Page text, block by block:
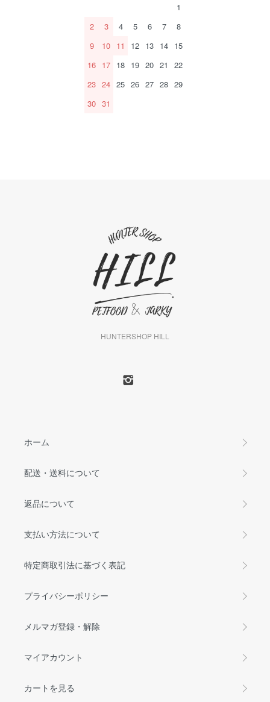
1
2
3 4 5 6 7
8
9
10 11 12 13 14 15
16 17 18 19 20 21
22
23 24 25 26 27 28 29
30 31
HUNTERSHOP HILL
ホーム
配送・送料について
返品について
支払い方法について
特定商取引法に基づく表記
プライバシーポリシー
メルマガ登録・解除
マイアカウント
カートを見る